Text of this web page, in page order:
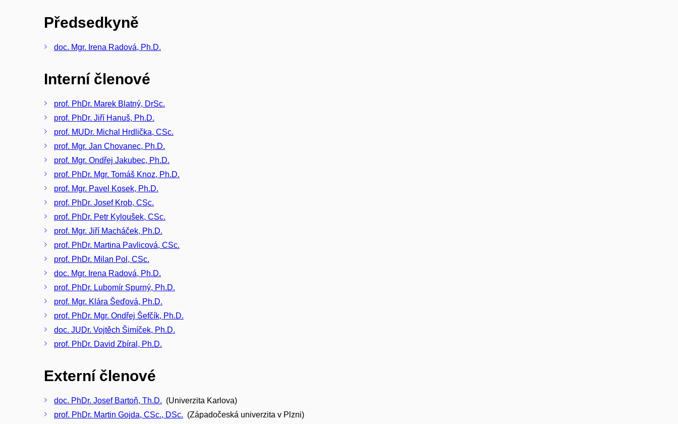
Předsedkyně
doc. Mgr. Irena Radová, Ph.D.
Interní členové
prof. PhDr. Marek Blatný, DrSc.
prof. PhDr. Jiří Hanuš, Ph.D.
prof. MUDr. Michal Hrdlička, CSc.
prof. Mgr. Jan Chovanec, Ph.D.
prof. Mgr. Ondřej Jakubec, Ph.D.
prof. PhDr. Mgr. Tomáš Knoz, Ph.D.
prof. Mgr. Pavel Kosek, Ph.D.
prof. PhDr. Josef Krob, CSc.
prof. PhDr. Petr Kyloušek, CSc.
prof. Mgr. Jiří Macháček, Ph.D.
prof. PhDr. Martina Pavlicová, CSc.
prof. PhDr. Milan Pol, CSc.
doc. Mgr. Irena Radová, Ph.D.
prof. PhDr. Lubomír Spurný, Ph.D.
prof. Mgr. Klára Šeďová, Ph.D.
prof. PhDr. Mgr. Ondřej Šefčík, Ph.D.
doc. JUDr. Vojtěch Šimíček, Ph.D.
prof. PhDr. David Zbíral, Ph.D.
Externí členové
doc. PhDr. Josef Bartoň, Th.D. (Univerzita Karlova)
prof. PhDr. Martin Gojda, CSc., DSc. (Západočeská univerzita v Plzni)